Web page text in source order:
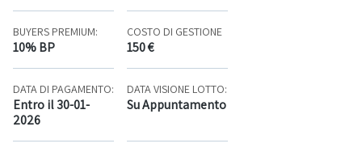
BUYERS PREMIUM:
10% BP
COSTO DI GESTIONE
150 €
DATA DI PAGAMENTO:
Entro il 30-01-
2026
DATA VISIONE LOTTO:
Su Appuntamento